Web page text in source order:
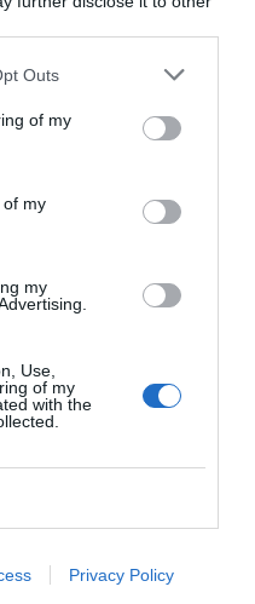
Outs
of my
of my
my
Use,
of my
with the
Privacy Policy
el
Cloudworks
facturación